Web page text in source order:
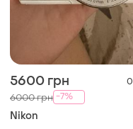
5600 грн 0
6000 грн -7%
Nikon